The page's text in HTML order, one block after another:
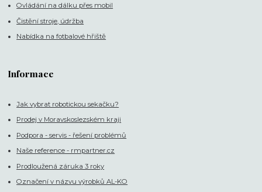
Ovládání na dálku přes mobil
Čistění stroje, údržba
Nabídka na fotbalové hřiště
Informace
Jak vybrat robotickou sekačku?
Prodej v Moravskoslezském kraji
Podpora - servis - řešení problémů
Naše reference - rmpartner.cz
Prodloužená záruka 3 roky
Označení v názvu výrobků AL-KO